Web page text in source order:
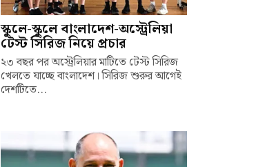
স্কুলে-স্কুলে বাংলাদেশ-অস্ট্রেলিয়া
টেস্ট সিরিজ নিয়ে প্রচার
২৩ বছর পর অস্ট্রেলিয়ার মাটিতে টেস্ট সিরিজ
খেলতে যাচ্ছে বাংলাদেশ। সিরিজ শুরুর আগেই
দেশটিতে...